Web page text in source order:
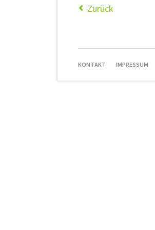
Zurück
NAVIGATION
KONTAKT IMPRESSUM